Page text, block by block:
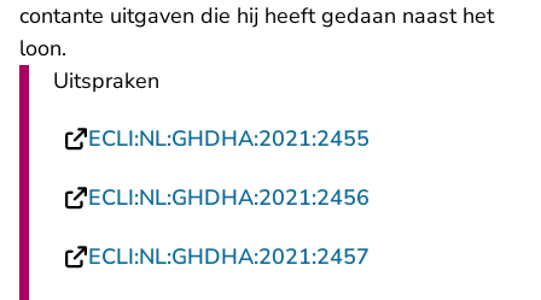
contante uitgaven die hij heeft gedaan naast het
loon.
Uitspraken
ECLI:NL:GHDHA:2021:2455
ECLI:NL:GHDHA:2021:2456
ECLI:NL:GHDHA:2021:2457